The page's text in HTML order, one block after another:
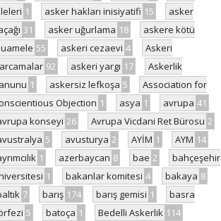
1 asker hakları inisiyatifi 15
asker
31 asker uğurlama 18
askere kötü
55 askeri cezaevi 4
Askeri
92 askeri yargı 17
Askerlik
1 askersiz lefkoşa 5
Association for
Objection 1 asya 1 avrupa 41
konseyi 26 Avrupa Vicdani Ret Bürosu 2
5 avusturya 2 AYİM 1 AYM 14
1 azerbaycan 8 bae 2
bahçeşehir
1 bakanlar komitesi 4 bakaya 8
7 barış 174 barış gemisi 1
basra
5 batoça 1 Bedelli Askerlik 114